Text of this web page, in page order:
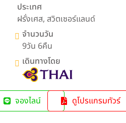
ประเทศ
ฝรั่งเศส, สวิตเซอร์แลนด์
จำนวนวัน
9วัน 6คืน
เดินทางโดย
จองไลน์ ดูโปรแกรมทัวร์